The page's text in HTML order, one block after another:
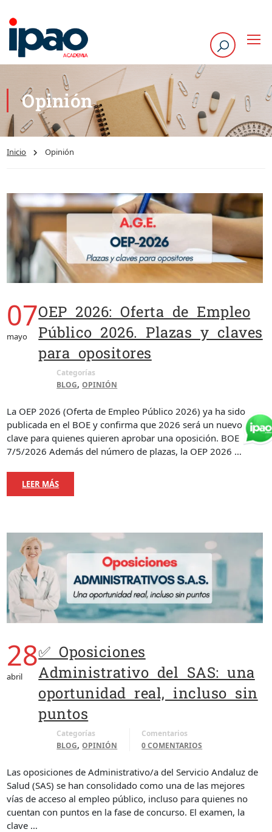
Opinión
Inicio Opinión
07
mayo
OEP 2026: Oferta de Empleo
Público 2026. Plazas y claves
para opositores
Categorías
BLOG,OPINIÓN
La OEP 2026 (Oferta de Empleo Público 2026) ya ha sido
publicada en el BOE y confirma que 2026 será un nuevo año
clave para quienes quieren aprobar una oposición. BOE
7/5/2026 Además del número de plazas, la OEP 2026 …
LEER MÁS
28
abril
✅ Oposiciones
Administrativo del SAS: una
oportunidad real, incluso sin
puntos
Categorías
BLOG,OPINIÓN
Comentarios
0 COMENTARIOS
Las oposiciones de Administrativo/a del Servicio Andaluz de
Salud (SAS) se han consolidado como una de las mejores
vías de acceso al empleo público, incluso para quienes no
cuentan con puntos en la fase de concurso. El examen, la
clave …